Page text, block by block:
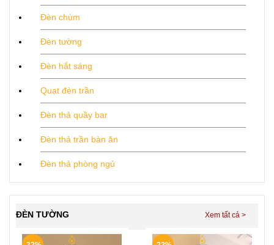
Đèn chùm
Đèn tường
Đèn hắt sáng
Quạt đèn trần
Đèn thả quầy bar
Đèn thả trần bàn ăn
Đèn thả phòng ngủ
ĐÈN TƯỜNG